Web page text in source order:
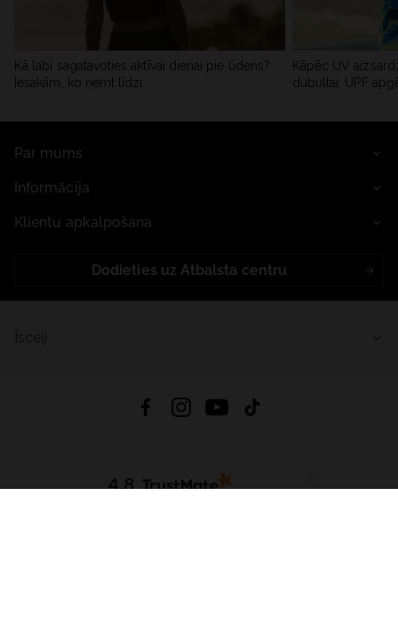
Kā labi sagatavoties aktīvai dienai pie ūdens?
Iesakām, ko ņemt līdzi
Kāpēc UV
dubultai: UPF
Par mums
Informācija
Klientu apkalpošana
Dodieties uz Atbalsta centru
4.8